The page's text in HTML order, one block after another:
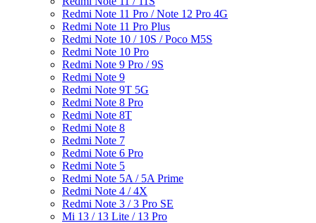
Redmi Note 11 Pro / Note 12 Pro 4G
Redmi Note 11 Pro Plus
Redmi Note 10 / 10S / Poco M5S
Redmi Note 10 Pro
Redmi Note 9 Pro / 9S
Redmi Note 9
Redmi Note 9T 5G
Redmi Note 8 Pro
Redmi Note 8T
Redmi Note 8
Redmi Note 7
Redmi Note 6 Pro
Redmi Note 5
Redmi Note 5A / 5A Prime
Redmi Note 4 / 4X
Redmi Note 3 / 3 Pro SE
Mi 13 / 13 Lite / 13 Pro